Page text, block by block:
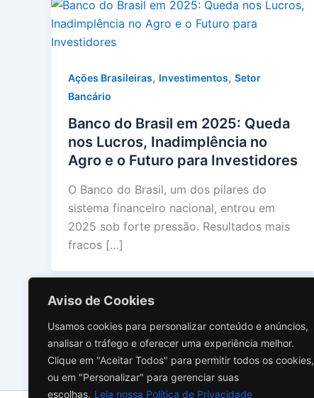
Aviso de Cookies
Usamos cookies para personalizar conteúdo e anúncios,
analisar o tráfego e oferecer uma experiência melhor.
Clique em "Aceitar Todos" para permitir todos os cookies,
ou em "Personalizar" para gerenciar suas
escolhas. Leia nossa Política de Privacidade
Ações Brasileiras, Investimentos, Setor
Bancário
Banco do Brasil em 2025: Queda
nos Lucros, Inadimplência no
Agro e o Futuro para Investidores
O Banco do Brasil, um dos pilares do
sistema financeiro nacional, entrou em
2025 sob forte pressão. Resultados mais
fracos […]